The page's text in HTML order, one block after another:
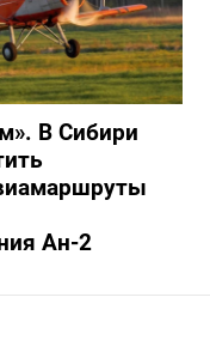
В Сибири
Ан-2